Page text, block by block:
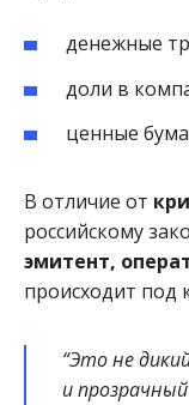
денежные
доли в
ценные
В отличие от
российскому
эмитент,
происходит под
“Это не
и